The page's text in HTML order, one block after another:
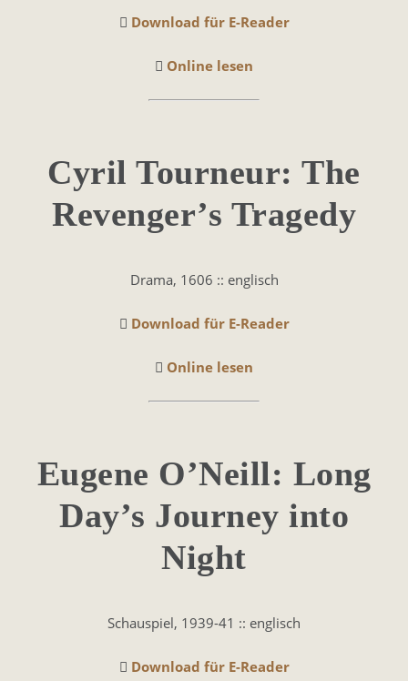
Download für E-Reader
Online lesen
Cyril Tourneur: The
Revenger’s Tragedy
Drama, 1606 :: englisch
Download für E-Reader
Online lesen
Eugene O’Neill: Long
Day’s Journey into
Night
Schauspiel, 1939-41 :: englisch
Download für E-Reader